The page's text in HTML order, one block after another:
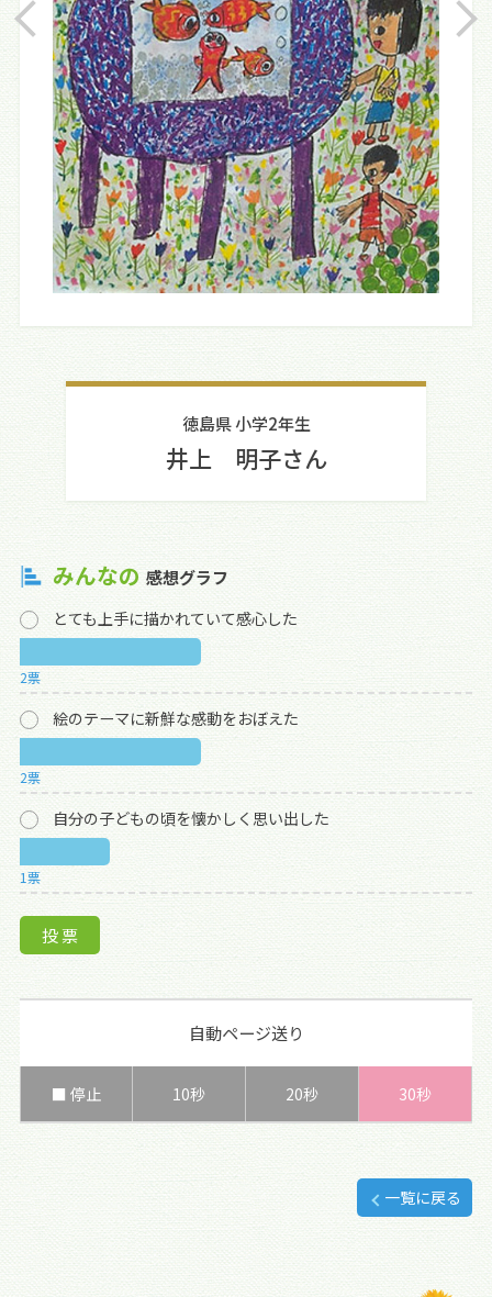
徳島県 小学2年生
井上 明子さん
みんなの 感想グラフ
とても上手に描かれていて感心した
2票
絵のテーマに新鮮な感動をおぼえた
2票
自分の子どもの頃を懐かしく思い出した
1票
自動ページ送り
■ 停止 10秒 20秒 30秒
一覧に戻る